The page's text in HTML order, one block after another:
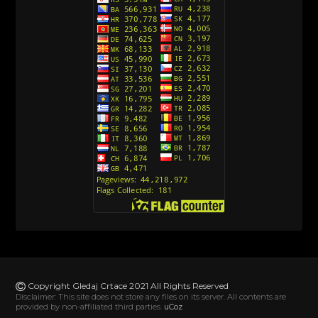
Avanture Kida Opasnost (Sinhronizovano na
Action Man (Sinhronizovano na Hrvatski)
Action Man (2000) Sinhronizovano na Hrvatski
Andjeoski Prijatelji (Sinhronizovano na Srpski)
Ajkuca (Sharkdog) Sinhronizovano na Srpski
Alvin i veverice (Alvinnn!!! And the Chipmunks)
Sinhronizovano na Srpski
Avanture Mačka u čizmama (Sinhronizovano na
[78]
Abominable The Invisible (2022) Sinhronizovano
Copyright Gledaj Crtace 2021 All Rights Reserved
Disclaimer: This site does not store any files on its server. All contents are
provided by non-affiliated third parties. uCoz